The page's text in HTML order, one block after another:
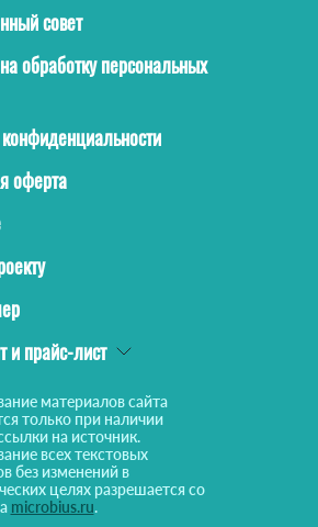
совет
обработку персональных
оферта
и прайс-лист
материалов сайта
только при наличии
на источник.
всех текстовых
без изменений в
целях разрешается со
microbius.ru.